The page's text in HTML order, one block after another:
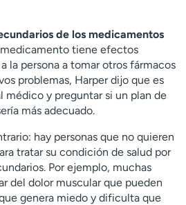
de los medicamentos
tiene efectos
la persona a tomar otros fármacos
problemas, Harper dijo que es
médico y preguntar si un plan de
más adecuado.
hay personas que no quieren
tratar su condición de salud por
Por ejemplo, muchas
del dolor muscular que pueden
genera miedo y dificulta que